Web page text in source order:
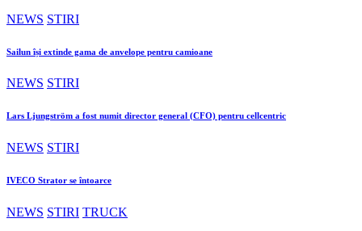
NEWS STIRI
Sailun își extinde gama de anvelope pentru camioane
NEWS STIRI
Lars Ljungström a fost numit director general (CFO) pentru cellcentric
NEWS STIRI
IVECO Strator se întoarce
NEWS STIRI TRUCK